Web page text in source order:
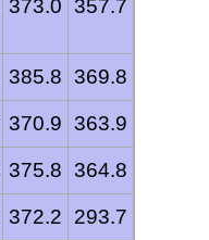
373.0 357.7
385.8 369.8
370.9 363.9
375.8 364.8
372.2 293.7